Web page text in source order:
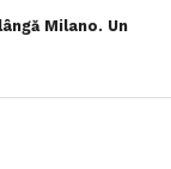
Milano. Un